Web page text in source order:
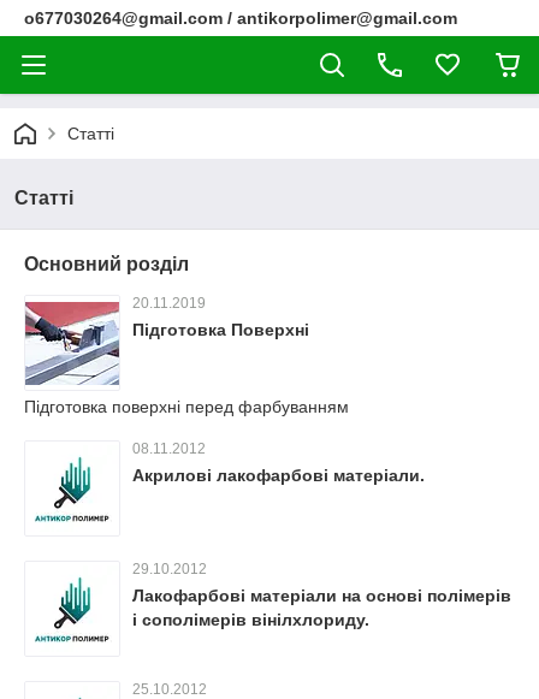
o677030264@gmail.com / antikorpolimer@gmail.com
Статті
Статті
Основний розділ
20.11.2019
Підготовка Поверхні
Підготовка поверхні перед фарбуванням
08.11.2012
Акрилові лакофарбові матеріали.
29.10.2012
Лакофарбові матеріали на основі полімерів
і сополімерів вінілхлориду.
25.10.2012